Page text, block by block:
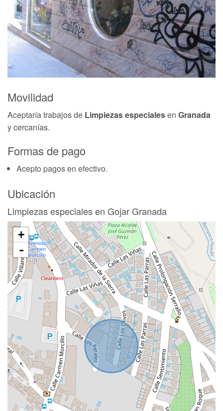
Movilidad
Aceptaría trabajos de Limpiezas especialesen Granada
y cercanías.
Formas de pago
Acepto pagos en efectivo.
Ubicación
Limpiezas especiales en Gojar Granada
+
-